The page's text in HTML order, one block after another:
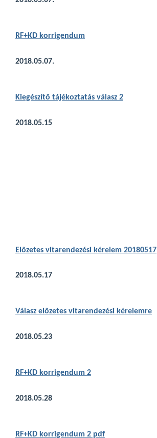
RF+KD korrigendum
2018.05.07.
Kiegészítő tájékoztatás válasz 2
2018.05.15
Előzetes vitarendezési kérelem 20180517
2018.05.17
Válasz előzetes vitarendezési kérelemre
2018.05.23
RF+KD korrigendum 2
2018.05.28
RF+KD korrigendum 2 pdf